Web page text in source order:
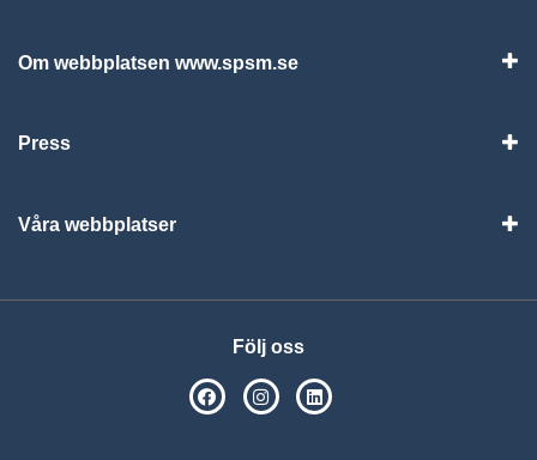
Om webbplatsen www.spsm.se
Press
Våra webbplatser
Följ oss
SPSM på Facebook
SPSM på Instagram